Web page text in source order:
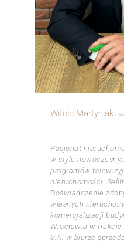
Witold Martyniak
Pasjonat
w stylu
programów
nieruchomości:
Doświadczenie
własnych
komercjalizacji
Wrocławia w
S.A. w biurze